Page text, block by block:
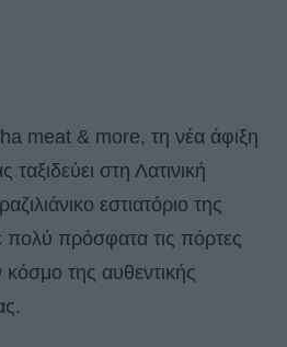
meat & more, τη νέα άφιξη
στη Λατινική
εστιατόριο της
πολύ πρόσφατα τις πόρτες
κόσμο της αυθεντικής